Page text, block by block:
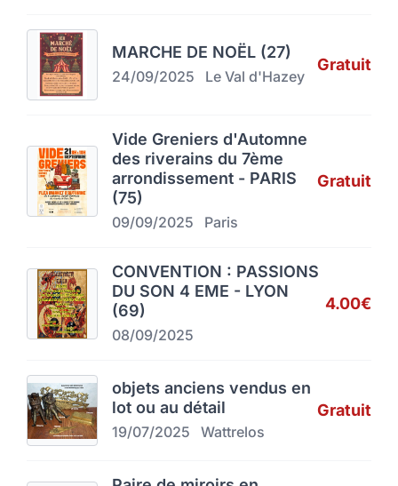
MARCHE DE NOËL (27)
24/09/2025 Le Val d'Hazey
Gratuit
Vide Greniers d'Automne
des riverains du 7ème
arrondissement - PARIS
(75)
09/09/2025 Paris
Gratuit
CONVENTION : PASSIONS
DU SON 4 EME - LYON
(69)
08/09/2025
4.00€
objets anciens vendus en
lot ou au détail
19/07/2025 Wattrelos
Gratuit